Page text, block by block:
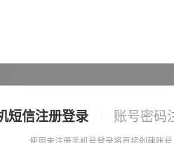
短信注册登录 账号密码